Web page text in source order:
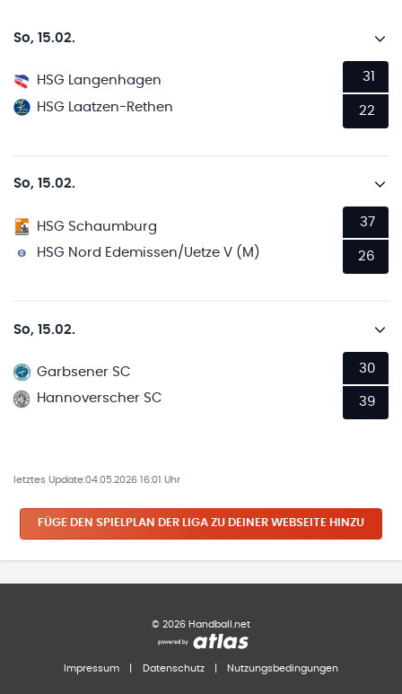
So, 15.02.
HSG Langenhagen
HSG Laatzen-Rethen
31
22
So, 15.02.
HSG Schaumburg
HSG Nord Edemissen/Uetze V (M)
37
26
So, 15.02.
Garbsener SC
Hannoverscher SC
30
39
letztes Update:04.05.2026 16:01 Uhr
FÜGE DEN SPIELPLAN DER LIGA ZU DEINER WEBSEITE HINZU
© 2026 Handball.net
Impressum Datenschutz Nutzungsbedingungen